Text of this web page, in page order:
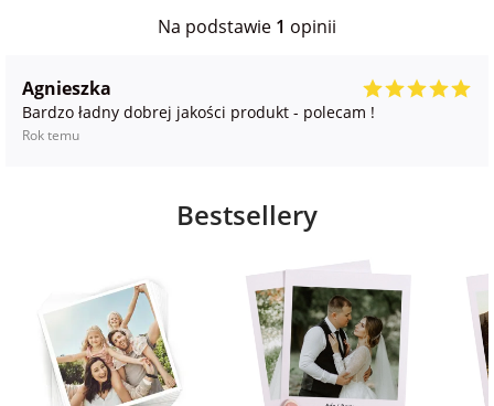
Na podstawie 1 opinii
Agnieszka
Bardzo ładny dobrej jakości produkt - polecam !
Rok temu
Bestsellery